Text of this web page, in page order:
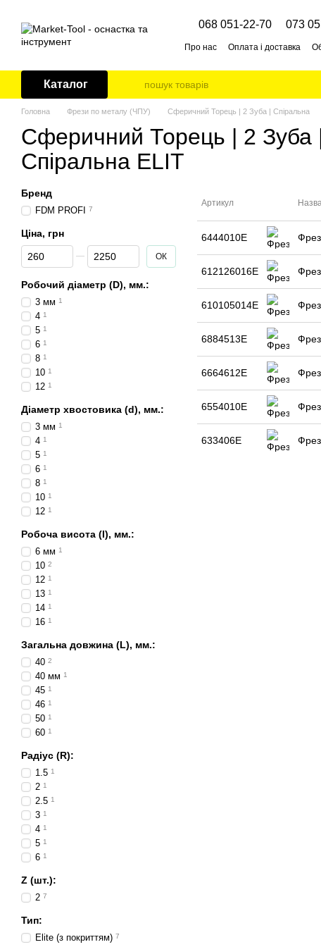
068 051-22-70 073
Про нас Оплата і доставка
Каталог
Головна Фрези по металу (ЧПУ) Сферичний Торець | 2 Зуба | Спіральна
Сферичний Торець | 2 Зуба
Спіральна ELIT
Артикул
6444010E
612126016E
610105014E
6884513E
6664612E
6554010E
633406E
Бренд
FDM PROFI 7
Ціна, грн
Від Ціна, грн
До Ціна, грн ОК
Робочий діаметр (D), мм.:
3 мм 1
4 1
5 1
6 1
8 1
10 1
12 1
Діаметр хвостовика (d), мм.:
3 мм 1
4 1
5 1
6 1
8 1
10 1
12 1
Робоча висота (I), мм.:
6 мм 1
10 2
12 1
13 1
14 1
16 1
Загальна довжина (L), мм.:
40 2
40 мм 1
45 1
46 1
50 1
60 1
Радіус (R):
1.5 1
2 1
2.5 1
3 1
4 1
5 1
6 1
Z (шт.):
2 7
Тип:
Elite (з покриттям) 7